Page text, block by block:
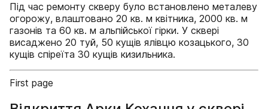
Під час ремонту скверу було встановлено металеву
огорожу, влаштовано 20 кв. м квітника, 2000 кв. м
газонів та 60 кв. м альпійської гірки. У сквері
висаджено 20 туй, 50 кущів ялівцю козацького, 30
кущів спіреїта 30 кущів кизильника.
First page